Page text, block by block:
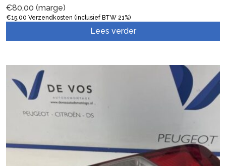
€80,00 (marge)
€15,00 Verzendkosten (inclusief BTW 21%)
Lees verder